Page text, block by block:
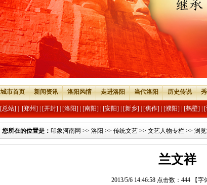
城市首页 新闻资讯 洛阳风情 走进洛阳 当代洛阳 历史传说
[总站] [郑州] [开封] [洛阳] [南阳] [安阳] [新乡] [焦作] [濮阳] [鹤壁]
您所在的位置是： 印象河南网 >> 洛阳 >> 传统文艺 >> 文艺人物专栏 >> 浏
兰文祥
2013/5/6 14:46:58 点击数： 444 【字